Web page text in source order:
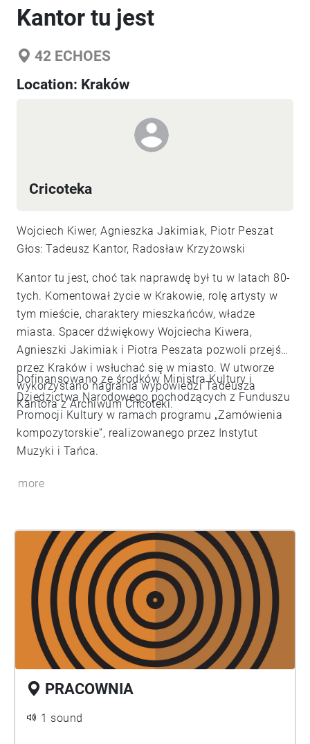
Kantor tu jest
42 ECHOES
Location: Kraków
Cricoteka
Wojciech Kiwer, Agnieszka Jakimiak, Piotr Peszat
Głos: Tadeusz Kantor, Radosław Krzyżowski
Kantor tu jest, choć tak naprawdę był tu w latach 80-
tych. Komentował życie w Krakowie, rolę artysty w
tym mieście, charaktery mieszkańców, władze
miasta. Spacer dźwiękowy Wojciecha Kiwera,
Agnieszki Jakimiak i Piotra Peszata pozwoli przejść
przez Kraków i wsłuchać się w miasto. W utworze
wykorzystano nagrania wypowiedzi Tadeusza
Kantora z Archiwum Cricoteki.
Dofinansowano ze środków Ministra Kultury i
Dziedzictwa Narodowego pochodzących z Funduszu
Promocji Kultury w ramach programu „Zamówienia
kompozytorskie”, realizowanego przez Instytut
Muzyki i Tańca.
more
PRACOWNIA
1 sound